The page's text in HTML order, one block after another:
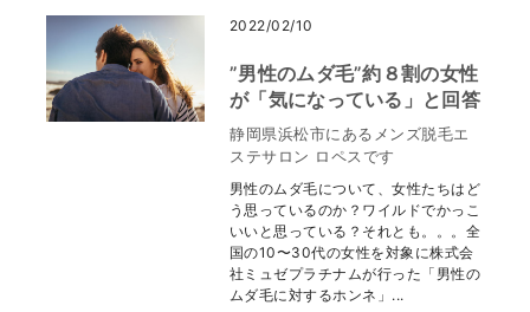
2022/02/10
”男性のムダ毛”約８割の女性
が「気になっている」と回答
静岡県浜松市にあるメンズ脱毛エ
ステサロン ロペスです
男性のムダ毛について、女性たちはど
う思っているのか？ワイルドでかっこ
いいと思っている？それとも。。。全
国の10〜30代の女性を対象に株式会
社ミュゼプラチナムが行った「男性の
ムダ毛に対するホンネ」...